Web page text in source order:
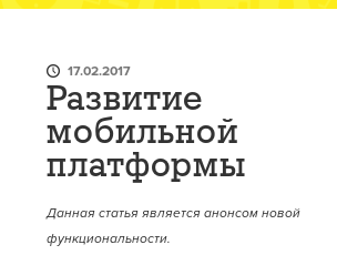
17.02.2017
Развитие
мобильной
платформы
Данная статья является анонсом новой
функциональности.